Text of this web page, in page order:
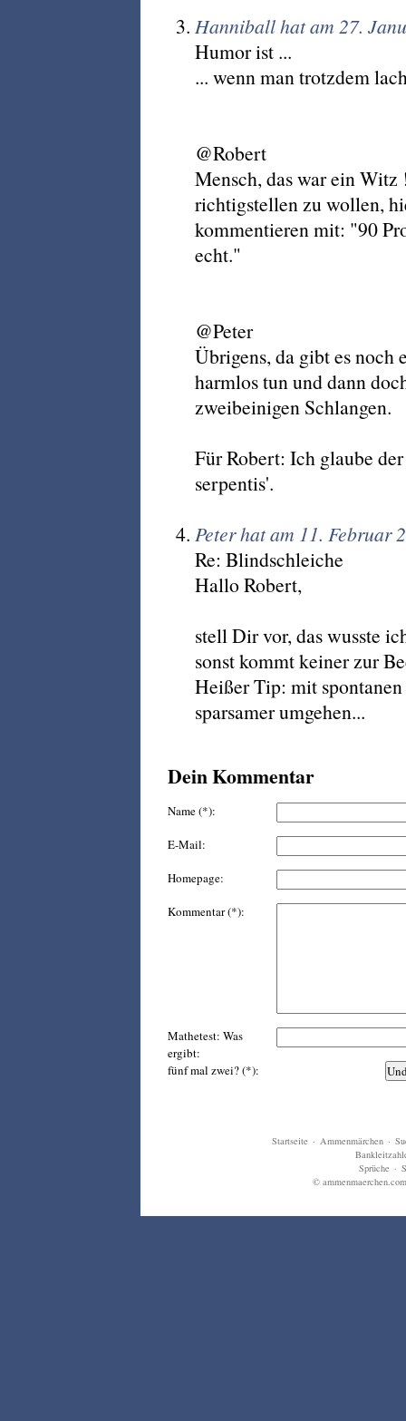
Hanniball hat am 27.
Humor ist ...
... wenn man trotzdem
@Robert
Mensch, das war ein
richtigstellen zu wollen,
kommentieren mit: "90
echt."
@Peter
Übrigens, da gibt es noch
harmlos tun und dann
zweibeinigen Schlangen.
Für Robert: Ich glaube
serpentis'.
Peter hat am 11. Februar
Re: Blindschleiche
Hallo Robert,
stell Dir vor, das wusste
sonst kommt keiner zur
Heißer Tip: mit
sparsamer umgehen...
Dein Kommentar
Name (*):
E-Mail:
Homepage:
Kommentar (*):
Mathetest: Was
ergibt:
fünf mal zwei? (*):
Startseite · Ammenmärchen ·
Sprüche ·
©